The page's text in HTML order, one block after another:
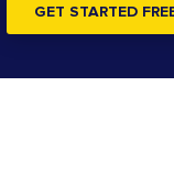
GET STARTED